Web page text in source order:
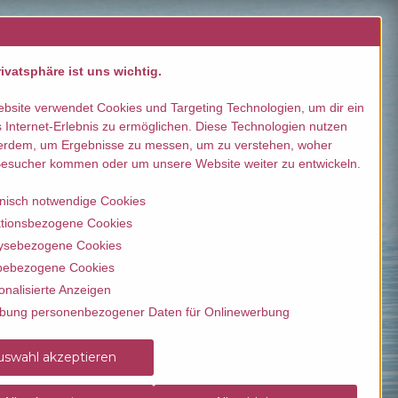
/ buchen Kontakt
ist uns wichtig.
verwendet Cookies und Targeting Technologien, um dir ein
Internet-Erlebnis zu ermöglichen. Diese Technologien nutzen
um Ergebnisse zu messen, um zu verstehen, woher
kommen oder um unsere Website weiter zu entwickeln.
notwendige Cookies
Cookies
Cookies
Cookies
Anzeigen
personenbezogener Daten für Onlinewerbung